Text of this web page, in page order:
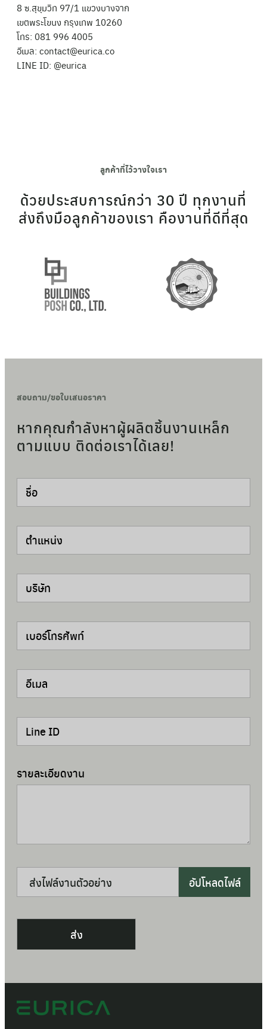
8 ซ.สุขุมวิท 97/1 แขวงบางจาก
เขตพระโขนง กรุงเทพ 10260
โทร: 081 996 4005
อีเมล: contact@eurica.co
LINE ID: @eurica
ลูกค้าที่ไว้วางใจเรา
ด้วยประสบการณ์กว่า 30 ปี ทุกงานที่
ส่งถึงมือลูกค้าของเรา คืองานที่ดีที่สุด
สอบถาม/ขอใบเสนอราคา
หากคุณกำลังหาผู้ผลิตชิ้นงานเหล็ก
ตามแบบ ติดต่อเราได้เลย!
ชื่อ
ตำแหน่ง
บริษัท
เบอร์โทรศัพท์
อีเมล
Line ID
รายละเอียดงาน